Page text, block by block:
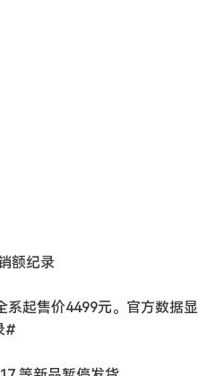
额纪录
系起售价4499元。官方数据显
#